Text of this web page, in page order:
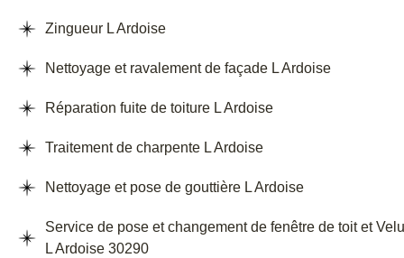
Zingueur L Ardoise
Nettoyage et ravalement de façade L Ardoise
Réparation fuite de toiture L Ardoise
Traitement de charpente L Ardoise
Nettoyage et pose de gouttière L Ardoise
Service de pose et changement de fenêtre de toit et
L Ardoise 30290